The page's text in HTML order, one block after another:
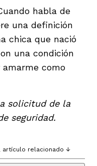
habla de
una definición
chica que nació
una condición
como
solicitud de la
seguridad.
artículo relacionado ↓